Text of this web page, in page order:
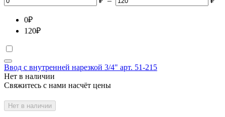
0₽
120₽
Ввод с внутренней нарезкой 3/4" арт. 51-215
Нет в наличии
Свяжитесь с нами насчёт цены
Нет в наличии